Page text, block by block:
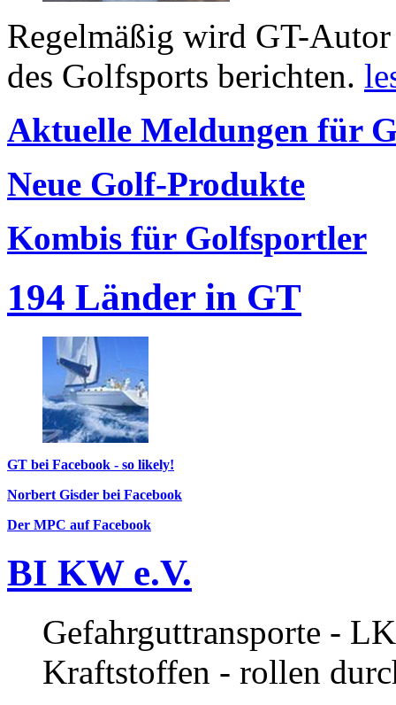
Regelmäßig wird GT-
des Golfsports berichten.
Aktuelle Meldungen für
Neue Golf-Produkte
Kombis für Golfsportler
194 Länder in GT
GT bei Facebook - so likely!
Norbert Gisder bei Facebook
Der MPC auf Facebook
BI KW e.V.
Gefahrguttransporte -
Kraftstoffen - rollen